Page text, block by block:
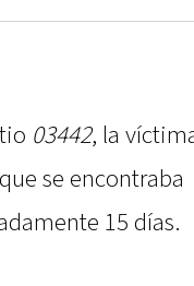
03442, la
se encontraba
15 días.